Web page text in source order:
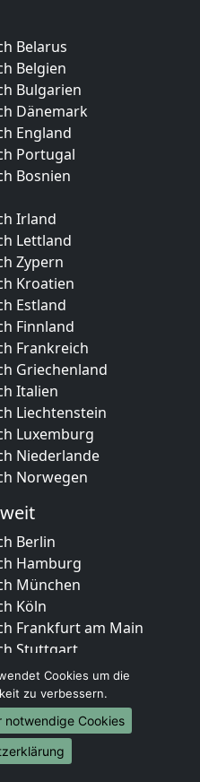
Belarus
Belgien
Bulgarien
Dänemark
England
Portugal
Bosnien
Irland
Lettland
Zypern
Kroatien
Estland
Finnland
Frankreich
Griechenland
Italien
Liechtenstein
Luxemburg
Niederlande
Norwegen
Berlin
Hamburg
München
Köln
Frankfurt am Main
Stuttgart
Düsseldorf
Leipzig
Dortmund
Essen
Bremen
Cookies um die
zu verbessern.
notwendige Cookies